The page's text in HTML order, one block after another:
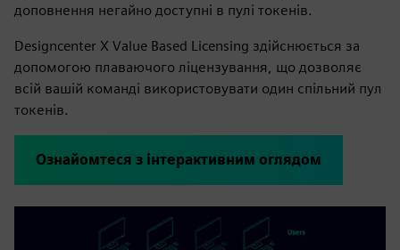
доповнення негайно доступні в пулі токенів.
Designcenter X Value Based Licensing здійснюється за
допомогою плаваючого ліцензування, що дозволяє
всій вашій команді використовувати один спільний пул
токенів.
Ознайомтеся з інтерактивним оглядом